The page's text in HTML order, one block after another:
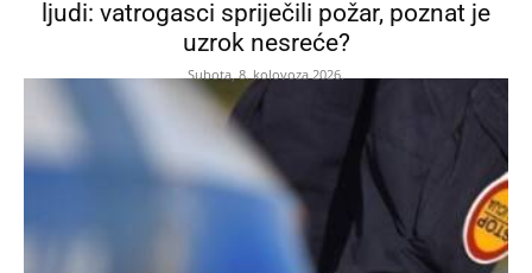
ljudi: vatrogasci spriječili požar, poznat je
uzrok nesreće?
Subota, 8. kolovoza 2026.